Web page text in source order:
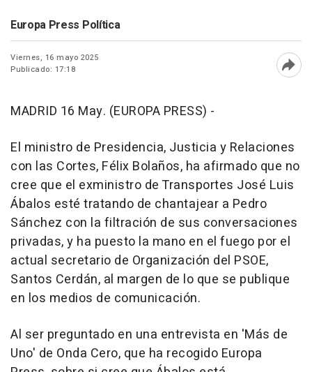
Europa Press Política
Viernes, 16 mayo 2025
Publicado: 17:18
MADRID 16 May. (EUROPA PRESS) -
El ministro de Presidencia, Justicia y Relaciones
con las Cortes, Félix Bolaños, ha afirmado que no
cree que el exministro de Transportes José Luis
Ábalos esté tratando de chantajear a Pedro
Sánchez con la filtración de sus conversaciones
privadas, y ha puesto la mano en el fuego por el
actual secretario de Organización del PSOE,
Santos Cerdán, al margen de lo que se publique
en los medios de comunicación.
Al ser preguntado en una entrevista en 'Más de
Uno' de Onda Cero, que ha recogido Europa